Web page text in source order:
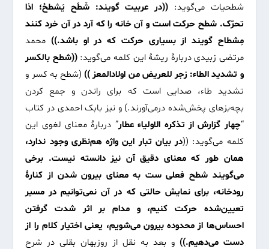
شطحیات می‌گوید: ((در عربیت گویند: شَطَح یَشطحُ؛ اذا
تحرّک. شطح حرکت است و آن خانه را که آرد در آن خرد کنند
مِشطاح گویند از بسیاری حرکت که در او باشد.)) محمد
مرتضی زبیدی دربارۀ ریشۀ این کلمه می‌گوید:((شطح بالکسر
و تشدید الطاء: زجر للعریض من اولادالمعز )) (شطح به کسر و
تشدید طاء، صدایی است که برای راندن و جمع کردن
بچه‌بزهای پخش‌شده در‌می‌آورند.) و نیز بابک احمدی در کتاب
“چهار گزارش از تذکره الاولیاء عطار” دربارۀ معنای لغوی این
کلمه می‌گوید: ((در بیان تبار این واژه هم‌نظری وجود ندارد،
همان طور که معنای دقیق آن نیز دانسته نیست. برخی
می‌گویند شطح فعلی ست به معنای بیرون شدن از کنارۀ
رودخانه، برای نمایش حالتی که در آن نمی‌توانیم در مسیر
تعیین‌شده حرکت کنیم، و مدام بر اثر شدت گرفتن
احساس‌ها از محدوده بیرون می‌شویم، یعنی اختیار کلام را از
دست می‌دهیم.))و بعد به نقل از روزبهان بقلی در شرح